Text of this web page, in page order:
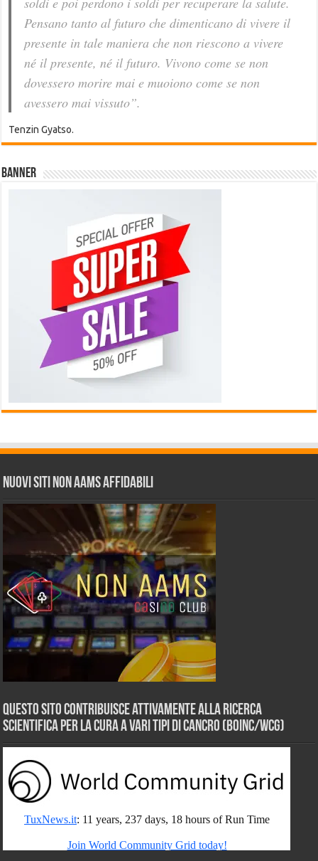
Pensano tanto al futuro che dimenticano di vivere il
presente in tale maniera che non riescono a vivere
né il presente, né il futuro. Vivono come se non
dovessero morire mai e muoiono come se non
avessero mai vissuto”.
Tenzin Gyatso.
Banner
Nuovi siti non AAMS affidabili
Questo sito contribuisce attivamente alla ricerca
scientifica per la cura a vari tipi di Cancro (BOINC/WCG)